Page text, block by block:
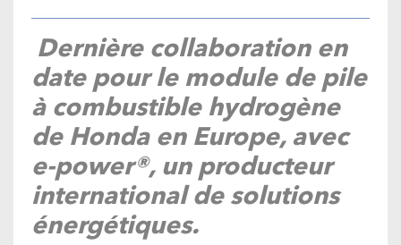
Dernière collaboration en
date pour le module de pile
à combustible hydrogène
de Honda en Europe, avec
e-power®, un producteur
international de solutions
énergétiques.